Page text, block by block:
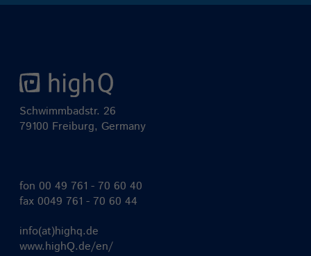
Schwimmbadstr. 26
79100 Freiburg, Germany
fon00 49 761 - 70 60 40
fax 0049 761 - 70 60 44
info(at)highq.de
www.highQ.de/en/